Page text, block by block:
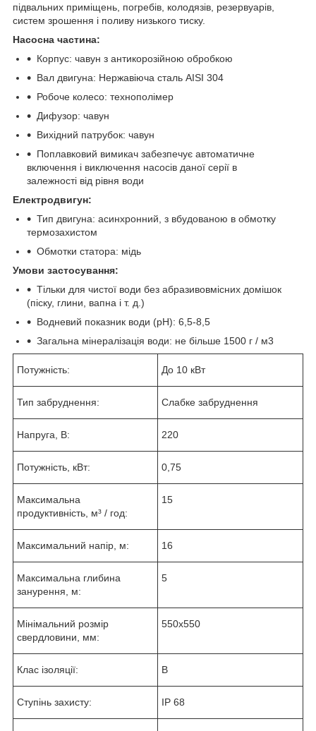
підвальних приміщень, погребів, колодязів, резервуарів,
систем зрошення і поливу низького тиску.
Насосна частина:
Корпус: чавун з антикорозійною обробкою
Вал двигуна: Нержавіюча сталь AISI 304
Робоче колесо: технополімер
Дифузор: чавун
Вихідний патрубок: чавун
Поплавковий вимикач забезпечує автоматичне
включення і виключення насосів даної серії в
залежності від рівня води
Електродвигун:
Тип двигуна: асинхронний, з вбудованою в обмотку
термозахистом
Обмотки статора: мідь
Умови застосування:
Тільки для чистої води без абразивовмісних домішок
(піску, глини, вапна і т. д.)
Водневий показник води (рН): 6,5-8,5
Загальна мінералізація води: не більше 1500 г / м3
Потужність: До 10 кВт
Тип забруднення: Слабке забруднення
Напруга, В: 220
Потужність, кВт: 0,75
Максимальна
продуктивність, м³ / год:
15
Максимальний напір, м: 16
Максимальна глибина
занурення, м:
5
Мінімальний розмір
свердловини, мм:
550x550
Клас ізоляції: В
Ступінь захисту: IP 68